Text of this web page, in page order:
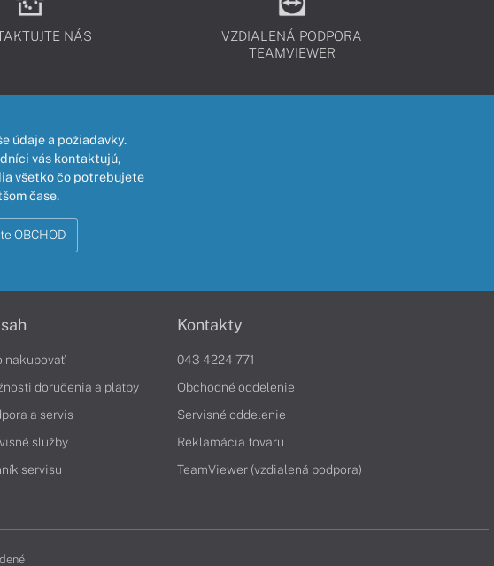
NÁS
VZDIALENÁ PODPORA
TEAMVIEWER
údaje a požiadavky.
vás kontaktujú,
všetko čo potrebujete
čase.
OBCHOD
nakupovať
doručenia a platby
a servis
služby
servisu
Kontakty
043 4224 771
Obchodné oddelenie
Servisné oddelenie
Reklamácia tovaru
TeamViewer (vzdialená podpora)